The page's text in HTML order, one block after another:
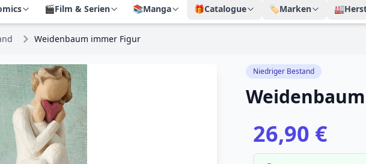
🎬Film & Serien 📚Manga 🎁Catalogue 🏷️Marken 🏭
Weidenbaum immer Figur
Niedriger Bestand
26,90 €